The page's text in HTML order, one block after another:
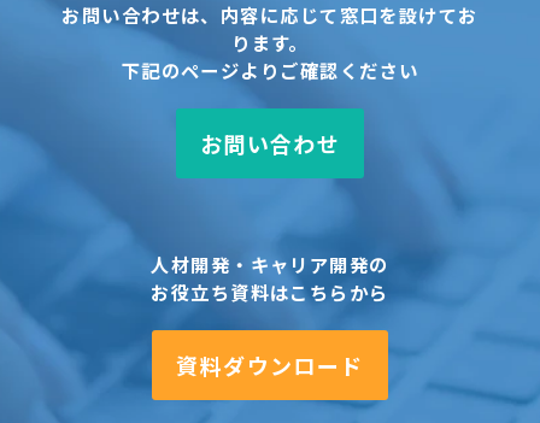
お問い合わせは、内容に応じて窓口を設けてお
ります。
下記のページよりご確認ください
お問い合わせ
人材開発・キャリア開発の
お役立ち資料はこちらから
資料ダウンロード